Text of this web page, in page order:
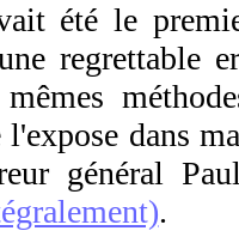
été le
regrettable
dans
général
.